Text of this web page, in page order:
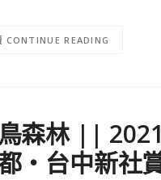
CONTINUE READING
森林 ||
・台中新社